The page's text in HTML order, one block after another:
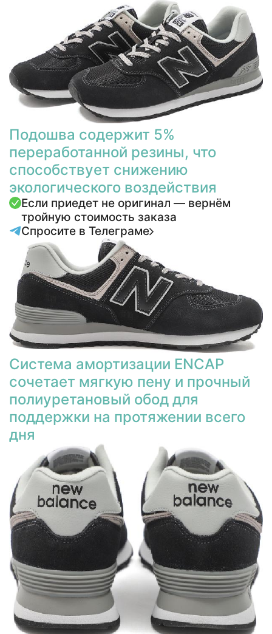
Подошва содержит 5%
переработанной резины, что
способствует снижению
экологического воздействия
Если приедет не оригинал — вернём
тройную стоимость заказа
Спросите в Телеграме
Система амортизации ENCAP
сочетает мягкую пену и прочный
полиуретановый обод для
поддержки на протяжении всего
дня